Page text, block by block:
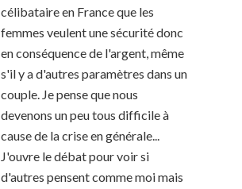
célibataire en France que les
femmes veulent une sécurité donc
en conséquence de l'argent, même
s'il y a d'autres paramètres dans un
couple. Je pense que nous
devenons un peu tous difficile à
cause de la crise en générale...
J'ouvre le débat pour voir si
d'autres pensent comme moi mais